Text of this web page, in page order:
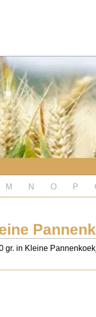
M N O P
in Kleine